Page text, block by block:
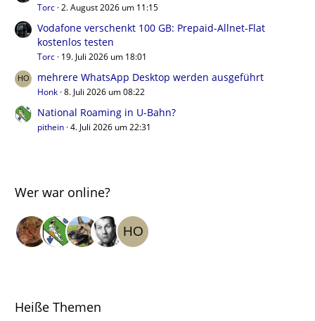
Torc 2. August 2026 um 11:15
Vodafone verschenkt 100 GB: Prepaid-Allnet-Flat
kostenlos testen
Torc 19. Juli 2026 um 18:01
mehrere WhatsApp Desktop werden ausgeführt
Honk 8. Juli 2026 um 08:22
National Roaming in U-Bahn?
pithein 4. Juli 2026 um 22:31
Wer war online?
Heiße Themen